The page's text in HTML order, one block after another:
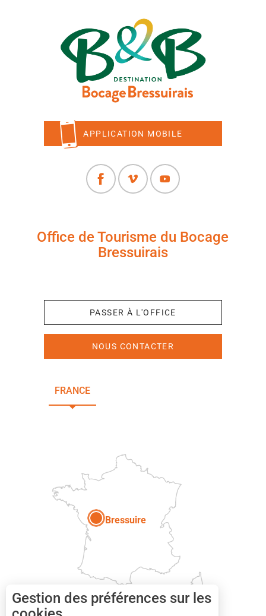
APPLICATION MOBILE
Office de Tourisme du Bocage
Bressuirais
PASSER À L'OFFICE
NOUS CONTACTER
FRANCE
Bressuire
Gestion des préférences sur les